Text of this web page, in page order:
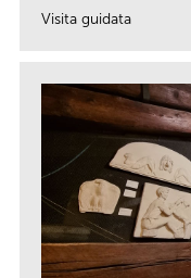
Visita guidata